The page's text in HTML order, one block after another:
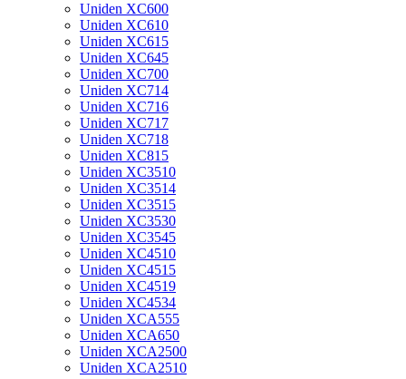
Uniden XC600
Uniden XC610
Uniden XC615
Uniden XC645
Uniden XC700
Uniden XC714
Uniden XC716
Uniden XC717
Uniden XC718
Uniden XC815
Uniden XC3510
Uniden XC3514
Uniden XC3515
Uniden XC3530
Uniden XC3545
Uniden XC4510
Uniden XC4515
Uniden XC4519
Uniden XC4534
Uniden XCA555
Uniden XCA650
Uniden XCA2500
Uniden XCA2510